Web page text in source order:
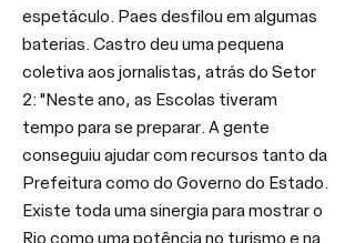
espetáculo. Paes desfilou em algumas
baterias. Castro deu uma pequena
coletiva aos jornalistas, atrás do Setor
2: "Neste ano, as Escolas tiveram
tempo para se preparar. A gente
conseguiu ajudar com recursos tanto da
Prefeitura como do Governo do Estado.
Existe toda uma sinergia para mostrar o